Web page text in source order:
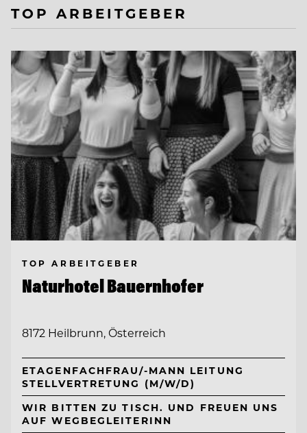
TOP ARBEITGEBER
TOP ARBEITGEBER
Naturhotel Bauernhofer
8172 Heilbrunn, Österreich
ETAGENFACHFRAU/-MANN LEITUNG
STELLVERTRETUNG (M/W/D)
WIR BITTEN ZU TISCH. UND FREUEN UNS
AUF WEGBEGLEITERINN